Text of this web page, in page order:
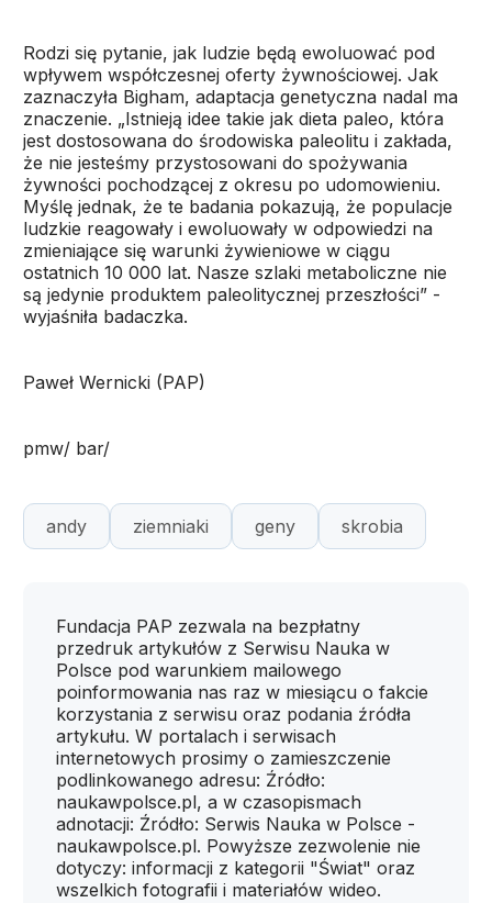
Rodzi się pytanie, jak ludzie będą ewoluować pod
wpływem współczesnej oferty żywnościowej. Jak
zaznaczyła Bigham, adaptacja genetyczna nadal ma
znaczenie. „Istnieją idee takie jak dieta paleo, która
jest dostosowana do środowiska paleolitu i zakłada,
że nie jesteśmy przystosowani do spożywania
żywności pochodzącej z okresu po udomowieniu.
Myślę jednak, że te badania pokazują, że populacje
ludzkie reagowały i ewoluowały w odpowiedzi na
zmieniające się warunki żywieniowe w ciągu
ostatnich 10 000 lat. Nasze szlaki metaboliczne nie
są jedynie produktem paleolitycznej przeszłości” -
wyjaśniła badaczka.
Paweł Wernicki (PAP)
pmw/ bar/
andy ziemniaki geny skrobia
Fundacja PAP zezwala na bezpłatny
przedruk artykułów z Serwisu Nauka w
Polsce pod warunkiem mailowego
poinformowania nas raz w miesiącu o fakcie
korzystania z serwisu oraz podania źródła
artykułu. W portalach i serwisach
internetowych prosimy o zamieszczenie
podlinkowanego adresu: Źródło:
naukawpolsce.pl, a w czasopismach
adnotacji: Źródło: Serwis Nauka w Polsce -
naukawpolsce.pl. Powyższe zezwolenie nie
dotyczy: informacji z kategorii "Świat" oraz
wszelkich fotografii i materiałów wideo.